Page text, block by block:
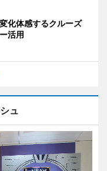
化体感するクルーズ
活用
ュ